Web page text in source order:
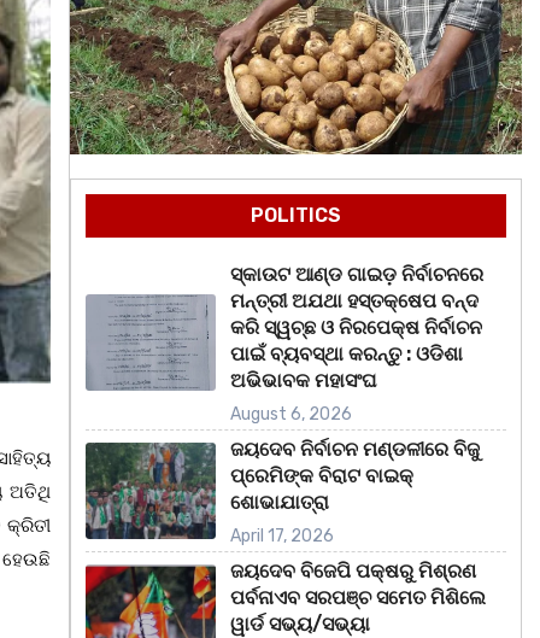
ଅତିଥି
କ୍ରିତୀ
POLITICS
ସ୍କାଉଟ ଆଣ୍ଡ ଗାଇଡ଼ ନିର୍ବାଚନରେ
ମନ୍ତ୍ରୀ ଅଯଥା ହସ୍ତକ୍ଷେପ ବନ୍ଦ
କରି ସ୍ୱଚ୍ଛ ଓ ନିରପେକ୍ଷ ନିର୍ବାଚନ
ପାଇଁ ବ୍ୟବସ୍ଥା କରନ୍ତୁ : ଓଡିଶା
ଅଭିଭାବକ ମହାସଂଘ
August 6, 2026
ଜୟଦେବ ନିର୍ବାଚନ ମଣ୍ଡଳୀରେ ବିଜୁ
ପ୍ରେମିଙ୍କ ବିରାଟ ବାଇକ୍
ଶୋଭାଯାତ୍ରା
April 17, 2026
ଜୟଦେବ ବିଜେପି ପକ୍ଷରୁ ମିଶ୍ରଣ
ପର୍ବନାଏବ ସରପଞ୍ଚ ସମେତ ମିଶିଲେ
ୱାର୍ଡ ସଭ୍ୟ/ସଭ୍ୟା